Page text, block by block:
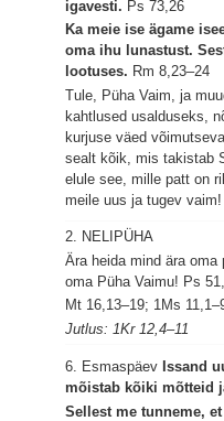
igavesti. Ps 73,26
Ka meie ise ägame
oma ihu lunastust.
lootuses. Rm 8,23–24
Tule, Püha Vaim, ja
kahtlused usalduseks,
kurjuse väed
sealt kõik, mis takistab
elule see, mille patt on
meile uus ja tugev vaim!
2. NELIPÜHA
Ära heida mind ära
oma Püha Vaimu! Ps
Mt 16,13–19; 1Ms
Jutlus: 1Kr 12,4–11
6. Esmaspäev Issand
mõistab kõiki mõtteid
Sellest me tunneme,